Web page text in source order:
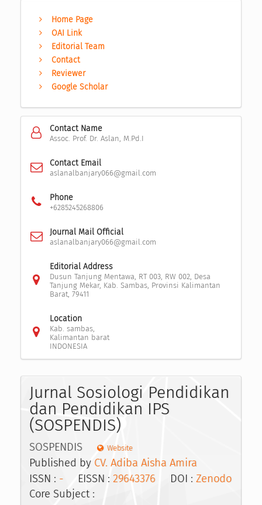
Home Page
OAI Link
Editorial Team
Contact
Reviewer
Google Scholar
Contact Name
Assoc. Prof. Dr. Aslan, M.Pd.I
Contact Email
aslanalbanjary066@gmail.com
Phone
+6285245268806
Journal Mail Official
aslanalbanjary066@gmail.com
Editorial Address
Dusun Tanjung Mentawa, RT 003, RW 002, Desa
Tanjung Mekar, Kab. Sambas, Provinsi Kalimantan
Barat, 79411
Location
Kab. sambas,
Kalimantan barat
INDONESIA
Jurnal Sosiologi Pendidikan
dan Pendidikan IPS
(SOSPENDIS)
SOSPENDIS Website
Published by CV. Adiba Aisha Amira
ISSN : - EISSN : 29643376 DOI : Zenodo
Core Subject :